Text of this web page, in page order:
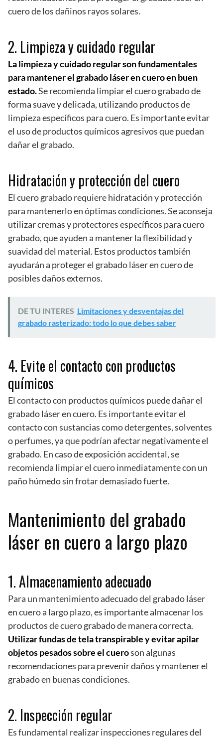
cuero de los dañinos rayos solares.
2. Limpieza y cuidado regular
La limpieza y cuidado regular son fundamentales
para mantener el grabado láser en cuero en buen
estado.Se recomienda limpiar el cuero grabado de
forma suave y delicada, utilizando productos de
limpieza específicos para cuero. Es importante evitar
el uso de productos químicos agresivos que puedan
dañar el grabado.
Hidratación y protección del cuero
El cuero grabado requiere hidratación y protección
para mantenerlo en óptimas condiciones. Se aconseja
utilizar cremas y protectores específicos para cuero
grabado, que ayuden a mantener la flexibilidad y
suavidad del material. Estos productos también
ayudarán a proteger el grabado láser en cuero de
posibles daños externos.
DE TU INTERES Limitaciones y desventajas del
grabado rasterizado: todo lo que debes saber
4. Evite el contacto con productos
químicos
El contacto con productos químicos puede dañar el
grabado láser en cuero. Es importante evitar el
contacto con sustancias como detergentes, solventes
o perfumes, ya que podrían afectar negativamente el
grabado. En caso de exposición accidental, se
recomienda limpiar el cuero inmediatamente con un
paño húmedo sin frotar demasiado fuerte.
Mantenimiento del grabado
láser en cuero a largo plazo
1. Almacenamiento adecuado
Para un mantenimiento adecuado del grabado láser
en cuero a largo plazo, es importante almacenar los
productos de cuero grabado de manera correcta.
Utilizar fundas de tela transpirable y evitar apilar
objetos pesados sobre el cueroson algunas
recomendaciones para prevenir daños y mantener el
grabado en buenas condiciones.
2. Inspección regular
Es fundamental realizar inspecciones regulares del